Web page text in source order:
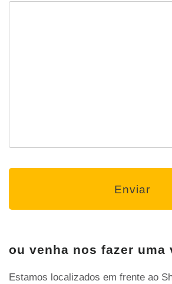
ou venha nos fazer uma
Estamos localizados em frente ao